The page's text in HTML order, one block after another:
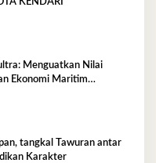
Menguatkan Nilai
Ekonomi Maritim
tangkal Tawuran antar
Karakter